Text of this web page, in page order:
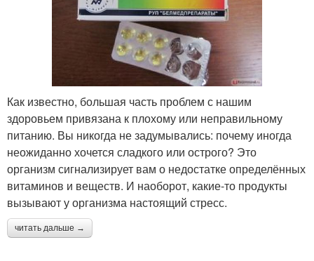
Как известно, большая часть проблем с нашим
здоровьем привязана к плохому или неправильному
питанию. Вы никогда не задумывались: почему иногда
неожиданно хочется сладкого или острого? Это
организм сигнализирует вам о недостатке определённых
витаминов и веществ. И наоборот, какие-то продукты
вызывают у организма настоящий стресс.
читать дальше →